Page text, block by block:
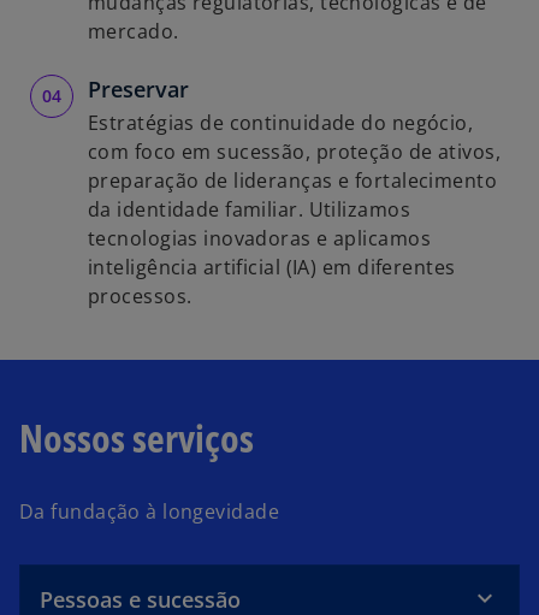
mercado.
Preservar
Estratégias de continuidade do negócio,
com foco em sucessão, proteção de ativos,
preparação de lideranças e fortalecimento
da identidade familiar. Utilizamos
tecnologias inovadoras e aplicamos
inteligência artificial (IA) em diferentes
processos.
Nossos serviços
Da fundação à longevidade
Pessoas e sucessão